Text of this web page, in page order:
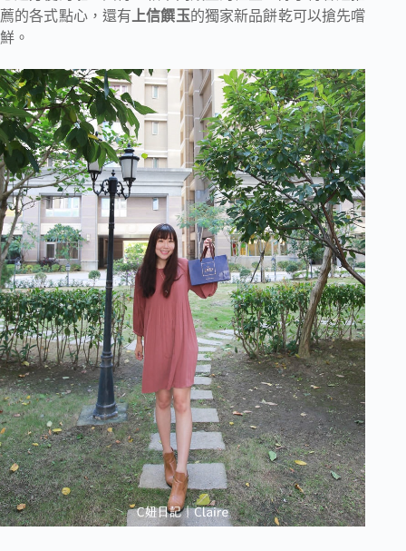
薦的各式點心，還有 上信饌玉的獨家新品餅乾可以搶先嚐
鮮。